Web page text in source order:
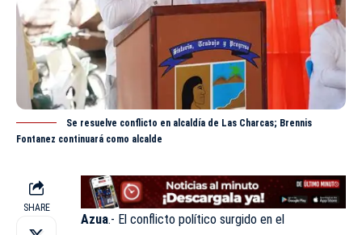
Se resuelve conflicto en alcaldía de Las Charcas; Brennis
Fontanez continuará como alcalde
SHARE
Azua.- El conflicto político surgido en el